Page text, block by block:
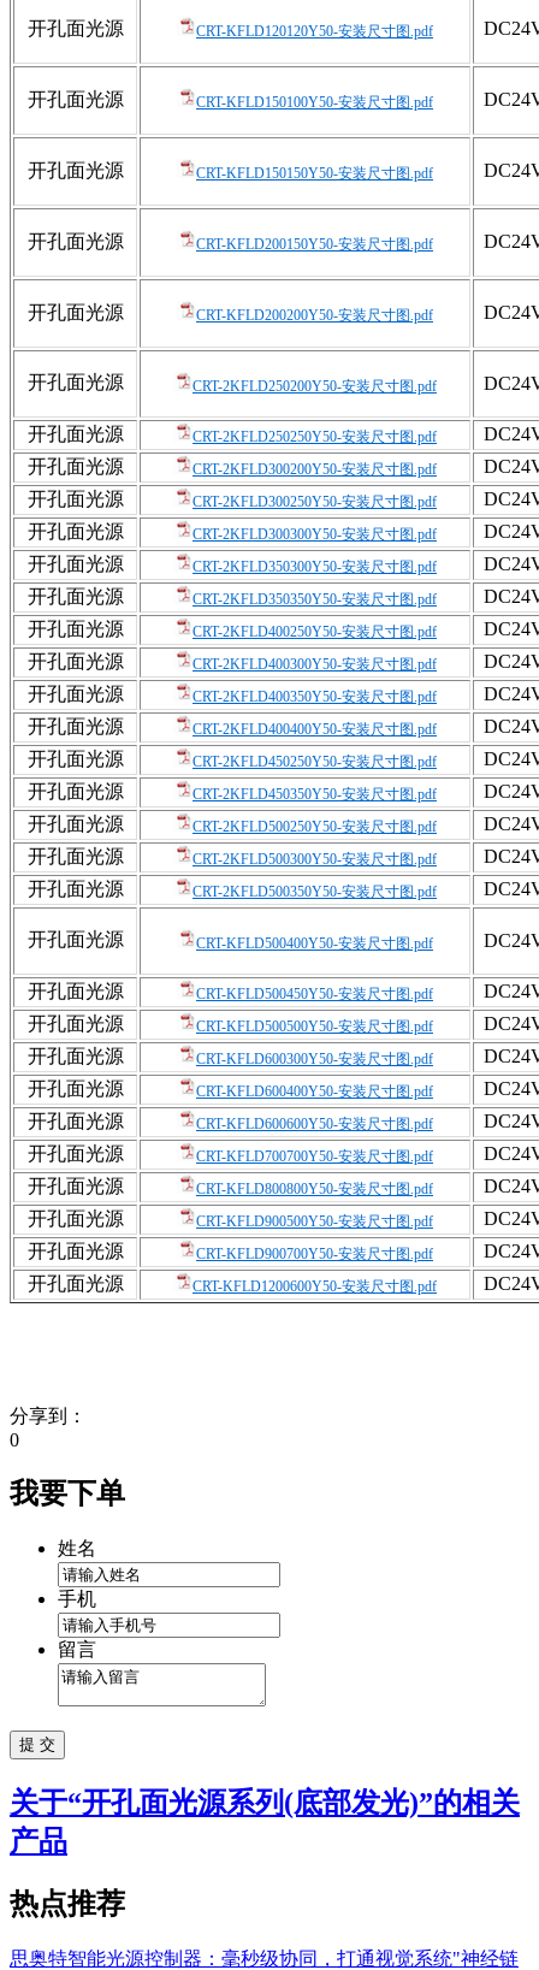
开孔面光源 CRT-KFLD120120Y50-安装尺寸图.pdf
开孔面光源 CRT-KFLD150100Y50-安装尺寸图.pdf
开孔面光源 CRT-KFLD150150Y50-安装尺寸图.pdf
开孔面光源 CRT-KFLD200150Y50-安装尺寸图.pdf
开孔面光源 CRT-KFLD200200Y50-安装尺寸图.pdf
开孔面光源 CRT-2KFLD250200Y50-安装尺寸图.pdf
开孔面光源 CRT-2KFLD250250Y50-安装尺寸图.pdf
开孔面光源
CRT-2KFLD300200Y50-安装尺寸图.pdf
开孔面光源
CRT-2KFLD300250Y50-安装尺寸图.pdf
开孔面光源
CRT-2KFLD300300Y50-安装尺寸图.pdf
开孔面光源
CRT-2KFLD350300Y50-安装尺寸图.pdf
开孔面光源
CRT-2KFLD350350Y50-安装尺寸图.pdf
开孔面光源
CRT-2KFLD400250Y50-安装尺寸图.pdf
开孔面光源
CRT-2KFLD400300Y50-安装尺寸图.pdf
开孔面光源
CRT-2KFLD400350Y50-安装尺寸图.pdf
开孔面光源
CRT-2KFLD400400Y50-安装尺寸图.pdf
开孔面光源
CRT-2KFLD450250Y50-安装尺寸图.pdf
开孔面光源
CRT-2KFLD450350Y50-安装尺寸图.pdf
开孔面光源
CRT-2KFLD500250Y50-安装尺寸图.pdf
开孔面光源
CRT-2KFLD500300Y50-安装尺寸图.pdf
开孔面光源
CRT-2KFLD500350Y50-安装尺寸图.pdf
开孔面光源 CRT-KFLD500400Y50-安装尺寸图.pdf
开孔面光源 CRT-KFLD500450Y50-安装尺寸图.pdf
开孔面光源
CRT-KFLD500500Y50-安装尺寸图.pdf
开孔面光源
CRT-KFLD600300Y50-安装尺寸图.pdf
开孔面光源
CRT-KFLD600400Y50-安装尺寸图.pdf
开孔面光源
CRT-KFLD600600Y50-安装尺寸图.pdf
开孔面光源
CRT-KFLD700700Y50-安装尺寸图.pdf
开孔面光源
CRT-KFLD800800Y50-安装尺寸图.pdf
开孔面光源
CRT-KFLD900500Y50-安装尺寸图.pdf
开孔面光源
CRT-KFLD900700Y50-安装尺寸图.pdf
开孔面光源
CRT-KFLD1200600Y50-安装尺寸图.pdf
分享到：
0
我要下单
姓名
手机
留言
关于“开孔面光源系列(底部发光)”的相关
产品
热点推荐
思奥特智能光源控制器：毫秒级协同，打通视觉系统"神经链